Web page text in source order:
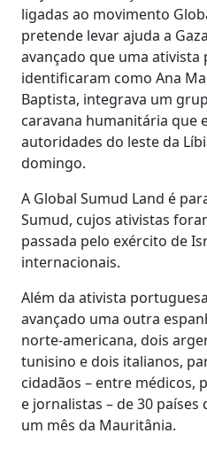
ligadas ao movimento
pretende levar ajuda a
avançado que uma
identificaram como Ana
Baptista, integrava um
caravana humanitária que
autoridades do leste da
domingo.
A Global Sumud Land é
Sumud, cujos ativistas
passada pelo exército de
internacionais.
Além da ativista
avançado uma outra
norte-americana, dois
tunisino e dois italianos,
cidadãos – entre médicos,
e jornalistas – de 30
um mês da Mauritânia.